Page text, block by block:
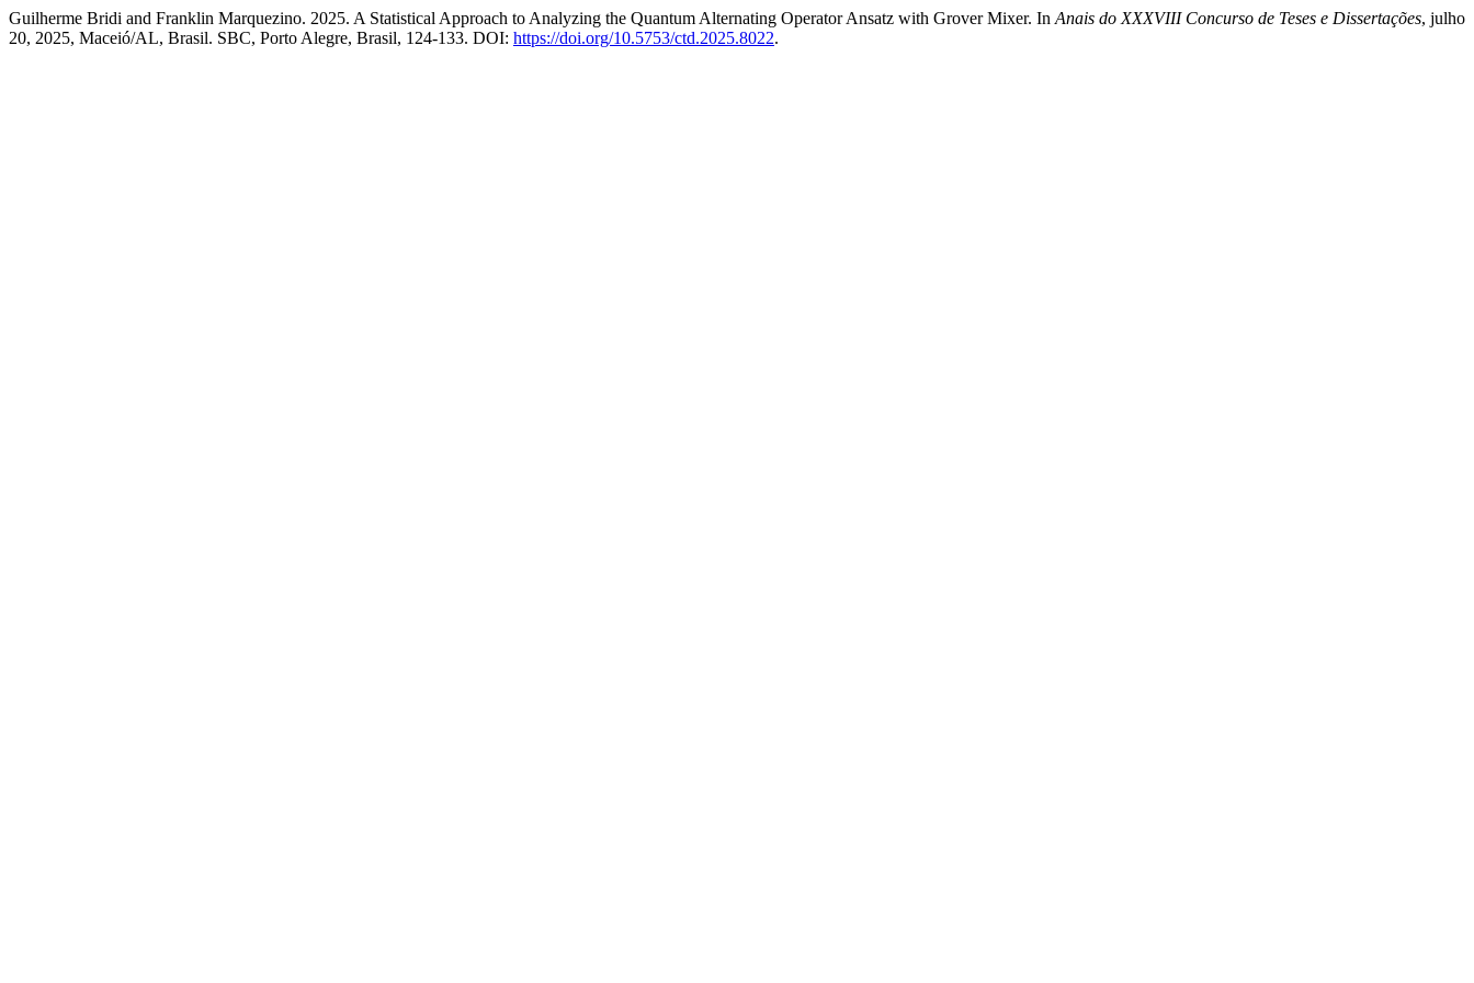
Guilherme Bridi and Franklin Marquezino. 2025. A Statistical Approach to Analyzing the Quantum Alternating Operator Ansatz with Grover Mixer. In Anais do XXXVIII Concurso de Teses e Dissertações, julho
20, 2025, Maceió/AL, Brasil. SBC, Porto Alegre, Brasil, 124-133. DOI: https://doi.org/10.5753/ctd.2025.8022.